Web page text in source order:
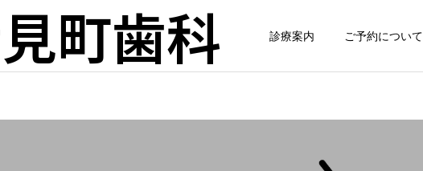
町歯科 診療案内 ご予約について